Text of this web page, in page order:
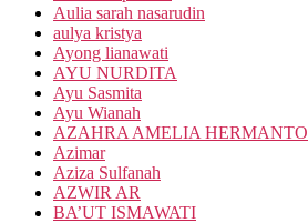
Aulia sarah nasarudin
aulya kristya
Ayong lianawati
AYU NURDITA
Ayu Sasmita
Ayu Wianah
AZAHRA AMELIA HERMANTO
Azimar
Aziza Sulfanah
AZWIR AR
BA’UT ISMAWATI